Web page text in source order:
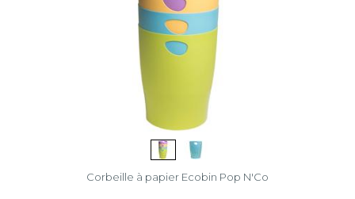
Corbeille à papier Ecobin Pop N'Co